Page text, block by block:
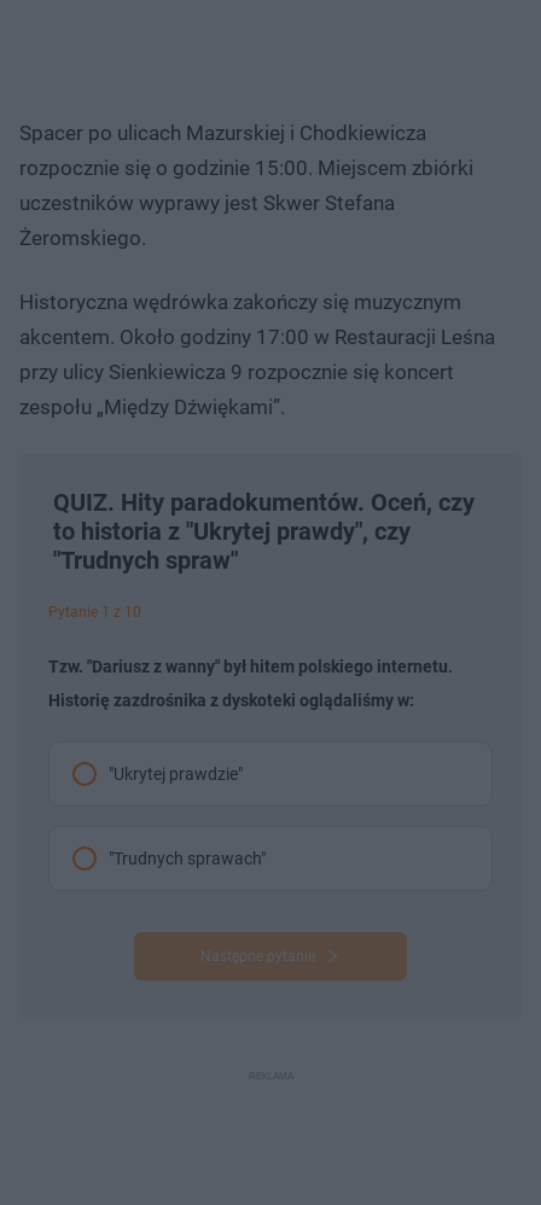
Spacer po ulicach Mazurskiej i Chodkiewicza
rozpocznie się o godzinie 15:00. Miejscem zbiórki
uczestników wyprawy jest Skwer Stefana
Żeromskiego.
Historyczna wędrówka zakończy się muzycznym
akcentem. Około godziny 17:00 w Restauracji Leśna
przy ulicy Sienkiewicza 9 rozpocznie się koncert
zespołu „Między Dźwiękami”.
QUIZ. Hity paradokumentów. Oceń, czy
to historia z "Ukrytej prawdy", czy
"Trudnych spraw"
Pytanie 1 z 10
Tzw. "Dariusz z wanny" był hitem polskiego internetu.
Historię zazdrośnika z dyskoteki oglądaliśmy w:
"Ukrytej prawdzie"
"Trudnych sprawach"
Następne pytanie